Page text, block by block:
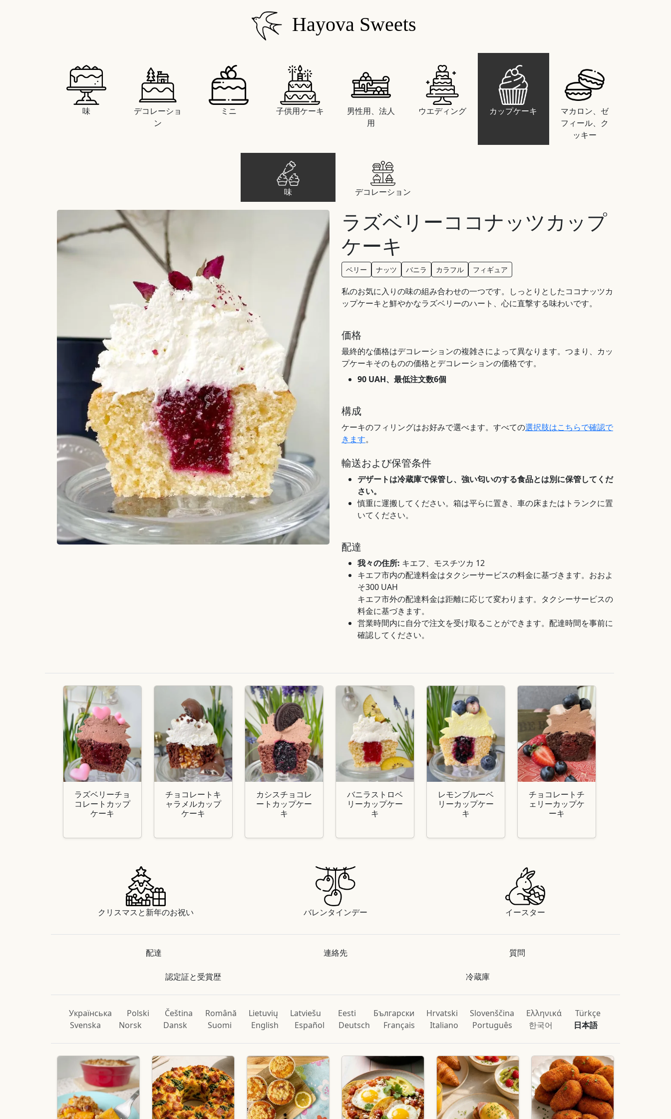
Hayova Sweets
味
デコレーショ
ン
ミニ 子供用ケーキ
男性用、法人
用
ウエディング カップケーキ
マカロン、ゼ
フィール、ク
ッキー
味 デコレーション
ラズベリーココナッツカップ
ケーキ
ベリー ナッツ バニラ カラフル フィギュア
私のお気に入りの味の組み合わせの一つです。しっとりとしたココナッツカ
ップケーキと鮮やかなラズベリーのハート、心に直撃する味わいです。
価格
最終的な価格はデコレーションの複雑さによって異なります。つまり、カッ
プケーキそのものの価格とデコレーションの価格です。
90 UAH、最低注文数6個
構成
ケーキのフィリングはお好みで選べます。すべての選択肢はこちらで確認で
きます。
輸送および保管条件
デザートは冷蔵庫で保管し、強い匂いのする食品とは別に保管してくだ
さい。
慎重に運搬してください。箱は平らに置き、車の床またはトランクに置
いてください。
配達
我々の住所: キエフ、モスチツカ 12
キエフ市内の配達料金はタクシーサービスの料金に基づきます。おおよ
そ300 UAH
キエフ市外の配達料金は距離に応じて変わります。タクシーサービスの
料金に基づきます。
営業時間内に自分で注文を受け取ることができます。配達時間を事前に
確認してください。
ラズベリーチョ
コレートカップ
ケーキ
チョコレートキ
ャラメルカップ
ケーキ
カシスチョコレ
ートカップケー
キ
バニラストロベ
リーカップケー
キ
レモンブルーベ
リーカップケー
キ
チョコレートチ
ェリーカップケ
ーキ
クリスマスと新年のお祝い バレンタインデー イースター
配達 連絡先 質問
認定証と受賞歴 冷蔵庫
Українська Polski Čeština Română Lietuvių Latviešu Eesti Български Hrvatski Slovenščina Ελληνικά
Türkçe
Svenska
Norsk Dansk Suomi English Español Deutsch Français Italiano Português 한국어 日本語